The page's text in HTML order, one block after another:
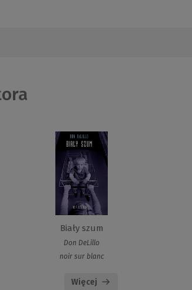
Biały szum
Don DeLillo
noir sur blanc
Więcej